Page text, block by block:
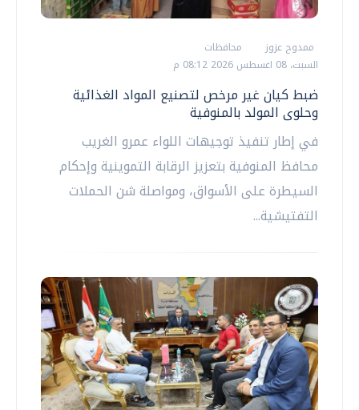
ممدوح عزوز
محافظات
السبت، 08 اغسطس 2026 08:12 م
ضبط كيان غير مرخص لتصنيع المواد الغذائية
وحلوى المولد بالمنوفية
في إطار تنفيذ توجيهات اللواء عمرو الغريب
محافظ المنوفية بتعزيز الرقابة التموينية وإحكام
السيطرة على الأسواق، ومواصلة شن الحملات
التفتيشية...